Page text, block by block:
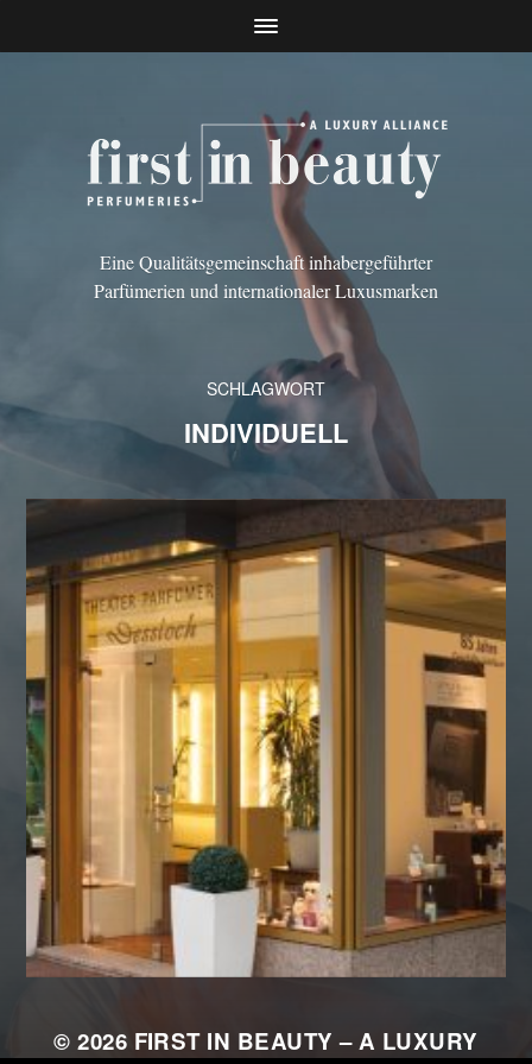
Eine Qualitätsgemeinschaft inhabergeführter
Parfümerien und internationaler Luxusmarken
SCHLAGWORT
INDIVIDUELL
© 2026 FIRST IN BEAUTY – A LUXURY